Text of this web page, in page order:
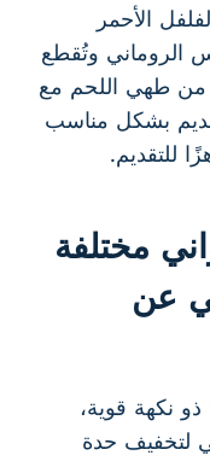
الأحمر
الروماني وتُقطع
من طهي اللحم مع
بشكل مناسب
للتقديم.
أواني مختلفة
عن
ذو نكهة قوية،
لتخفيف حدة